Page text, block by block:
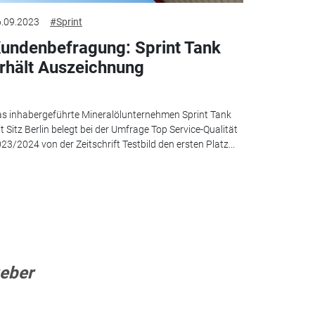
#Sprint
Sprint Tank
Auszeichnung
inhabergeführte Mineralölunternehmen Sprint Tank
Sitz Berlin belegt bei der Umfrage Top Service-Qualität
2024 von der Zeitschrift Testbild den ersten Platz...